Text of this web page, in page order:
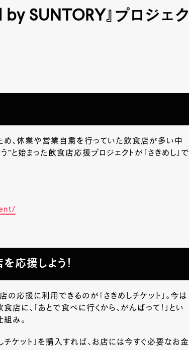
by SUNTORY』プロジェク
、休業や営業自粛を行っていた飲食店が多い中
と始まった飲食店応援プロジェクトが「さきめし」で
応援しよう！
の応援に利用できるのが「さきめしチケット」。今は
店に、「あとで食べに行くから、がんばって！」とい
み。
ケット」を購入すれば、お店には今すぐ必要なお金